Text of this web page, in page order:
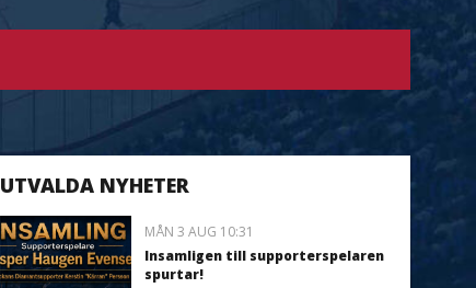
UTVALDA NYHETER
MÅN 3 AUG 10:31
Insamligen till supporterspelaren
spurtar!